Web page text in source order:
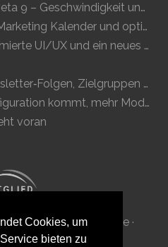
Cookies, um
bieten zu
PHP8.5 und MailBeez V5 Beta 9 – Geschwindigkeit und Kompatibilität
MailBeez V5 Beta 7 & 8 – Marketing Kalender und optimierte UI
MailBeez V5 Beta 6 – Optimierte UI/UX und ein neues Newsletter-Konzept
MailBeez V5 Beta 4 – Newsletter‑Folgen, Zielgruppen und moderne Vorschau
MailBeez V5 Beta 3 – Konfiguration kommt, mehr Module, flüssigeres UX
voran
6B · DK 7100 Vejle ·
ID: DK 34087040